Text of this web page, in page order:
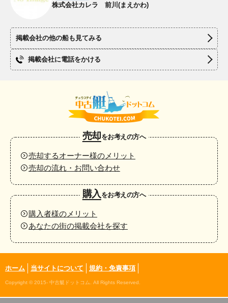
株式会社カレラ 前川(まえかわ)
掲載会社の他の船も見てみる
掲載会社に電話をかける
売却をお考えの方へ
売却するオーナー様のメリット
売却の流れ・お問い合わせ
購入 をお考えの方へ
購入者様のメリット
あなたの街の掲載会社を探す
ホーム 当サイトについて 規約・免責事項
Copyright © 2015- 中古艇ドットコム. All Rights Reserved.